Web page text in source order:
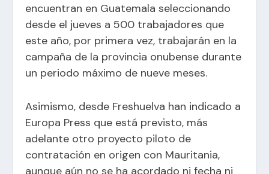
encuentran en Guatemala seleccionando
desde el jueves a 500 trabajadores que
este año, por primera vez, trabajarán en la
campaña de la provincia onubense durante
un periodo máximo de nueve meses.
Asimismo, desde Freshuelva han indicado a
Europa Press que está previsto, más
adelante otro proyecto piloto de
contratación en origen con Mauritania,
aunque aún no se ha acordado ni fecha ni